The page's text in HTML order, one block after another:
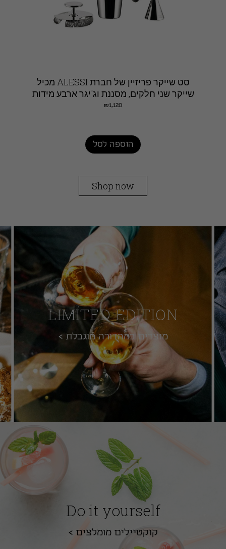
סט שייקר פריזיין של חברת ALESSI מכיל
שייקר שני חלקים, מסננת וג'יגר ארבע מידות
₪1,120
הוספה לסל
Shop now
LIMITED EDITION‏
מוצרים במהדורה מוגבלת >
Do it yourself
קוקטיילים מומלצים >